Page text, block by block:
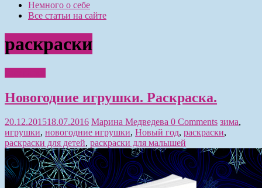
Немного о себе
Все статьи на сайте
раскраски
Новогодние игрушки. Раскраска.
20.12.201518.07.2016 Марина Медведева 0 Comments зима,
игрушки, новогодние игрушки, Новый год, раскраски,
раскраски для детей, раскраски для малышей